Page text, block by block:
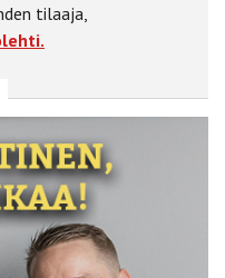
tilaaja,